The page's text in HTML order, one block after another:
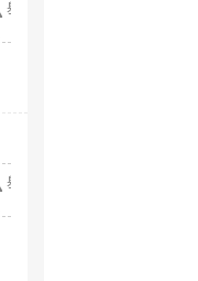
舉
舉